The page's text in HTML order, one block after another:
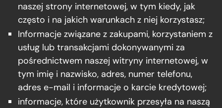
naszej strony internetowej, w tym kiedy, jak
często i na jakich warunkach z niej korzystasz;
Informacje związane z zakupami, korzystaniem z
usług lub transakcjami dokonywanymi za
pośrednictwem naszej witryny internetowej, w
tym imię i nazwisko, adres, numer telefonu,
adres e-mail i informacje o karcie kredytowej;
informacje, które użytkownik przesyła na naszą